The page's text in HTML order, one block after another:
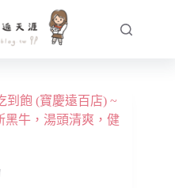
到飽 (寶慶遠百店) ~
黑牛，湯頭清爽，健